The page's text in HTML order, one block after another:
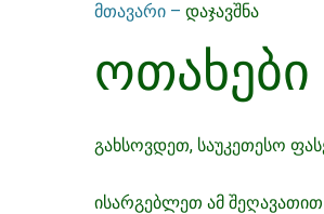
მთავარი – დაჯავშნა
ოთახები
გახსოვდეთ, საუკეთესო
ისარგებლეთ ამ